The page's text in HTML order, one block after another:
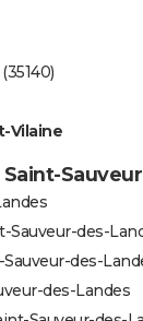
Vilaine
Saint-
Sauveur-des-
des-
des-Landes